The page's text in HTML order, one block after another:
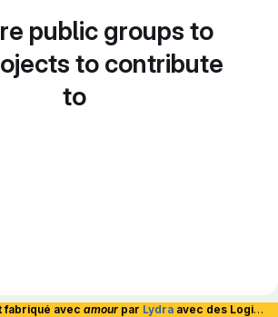
public groups to
to contribute
to
fabriqué avec amour par Lydra avec des Logiciels Libres et hébergé en